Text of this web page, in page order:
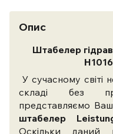
Опис
Штабелер
У сучасному світі
складі без
представляємо
штабелер
Оскільки даний